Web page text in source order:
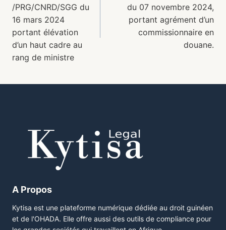
/PRG/CNRD/SGG du
16 mars 2024
portant élévation
d’un haut cadre au
rang de ministre
du 07 novembre 2024,
portant agrément d’un
commissionnaire en
douane.
A Propos
Kytisa est une plateforme numérique dédiée au droit guinéen
et de l'OHADA. Elle offre aussi des outils de compliance pour